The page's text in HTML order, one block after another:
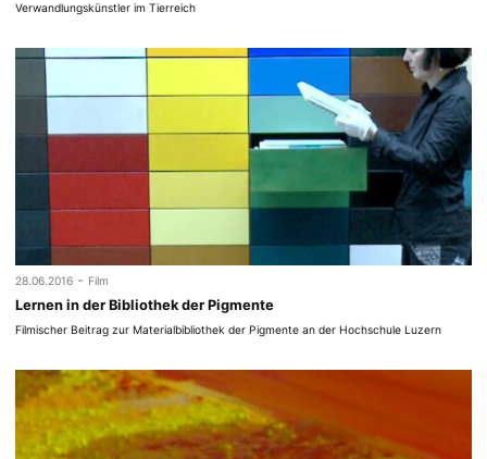
Verwandlungskünstler im Tierreich
28.06.2016 - Film
Lernen in der Bibliothek der Pigmente
Filmischer Beitrag zur Materialbibliothek der Pigmente an der Hochschule Luzern